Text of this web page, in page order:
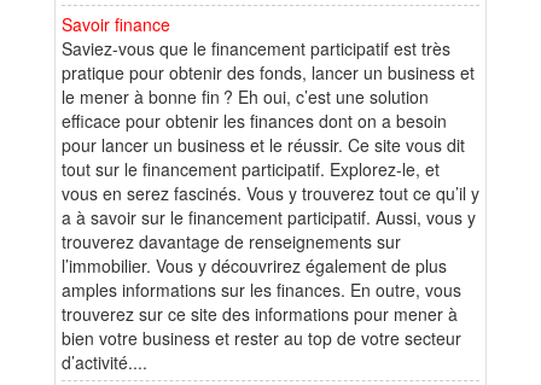
Savoir finance
Saviez-vous que le financement participatif est très
pratique pour obtenir des fonds, lancer un business et
le mener à bonne fin ? Eh oui, c’est une solution
efficace pour obtenir les finances dont on a besoin
pour lancer un business et le réussir. Ce site vous dit
tout sur le financement participatif. Explorez-le, et
vous en serez fascinés. Vous y trouverez tout ce qu’il y
a à savoir sur le financement participatif. Aussi, vous y
trouverez davantage de renseignements sur
l’immobilier. Vous y découvrirez également de plus
amples informations sur les finances. En outre, vous
trouverez sur ce site des informations pour mener à
bien votre business et rester au top de votre secteur
d’activité....